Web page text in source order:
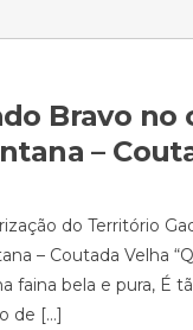
Bravo no
–
do Território
– Coutada Velha
faina bela e pura, É
de […]